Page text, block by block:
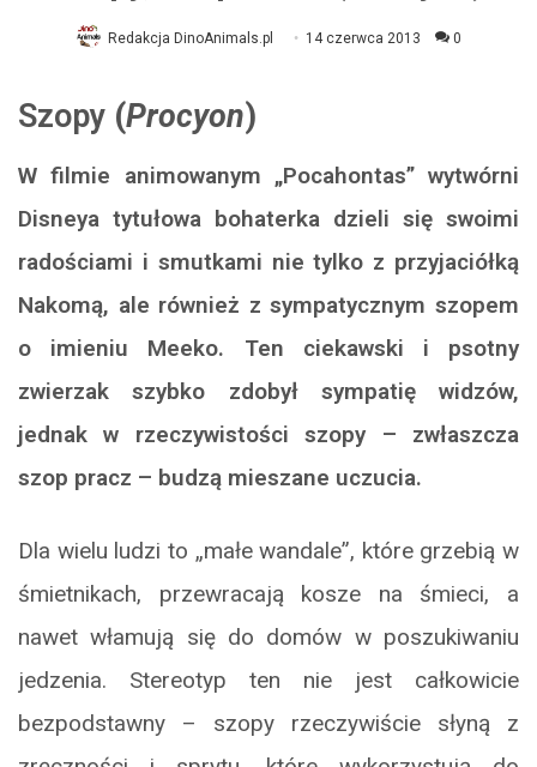
Redakcja DinoAnimals.pl 14 czerwca 2013 0
Szopy (Procyon)
W filmie animowanym „Pocahontas” wytwórni
Disneya tytułowa bohaterka dzieli się swoimi
radościami i smutkami nie tylko z przyjaciółką
Nakomą, ale również z sympatycznym szopem
o imieniu Meeko. Ten ciekawski i psotny
zwierzak szybko zdobył sympatię widzów,
jednak w rzeczywistości szopy – zwłaszcza
szop pracz – budzą mieszane uczucia.
Dla wielu ludzi to „małe wandale”, które grzebią w
śmietnikach, przewracają kosze na śmieci, a
nawet włamują się do domów w poszukiwaniu
jedzenia. Stereotyp ten nie jest całkowicie
bezpodstawny – szopy rzeczywiście słyną z